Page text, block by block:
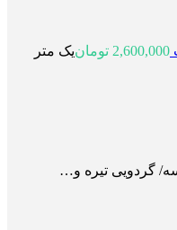
2,600,000 تومانیک متر
گردویی تیره و…